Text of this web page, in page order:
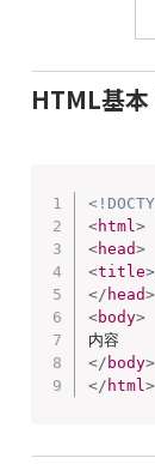
HTML基本
<html>
<head>
<title>
</ head>
<body>
内容
</ body>
</ html>